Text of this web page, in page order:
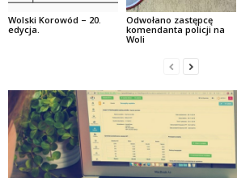
Wolski Korowód – 20.
edycja.
Odwołano zastępcę
komendanta policji na
Woli